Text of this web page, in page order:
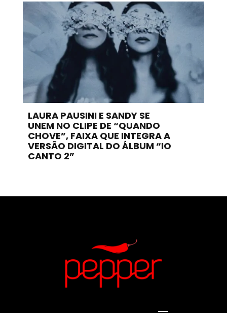
LAURA PAUSINI E SANDY SE
UNEM NO CLIPE DE “QUANDO
CHOVE”, FAIXA QUE INTEGRA A
VERSÃO DIGITAL DO ÁLBUM “IO
CANTO 2”